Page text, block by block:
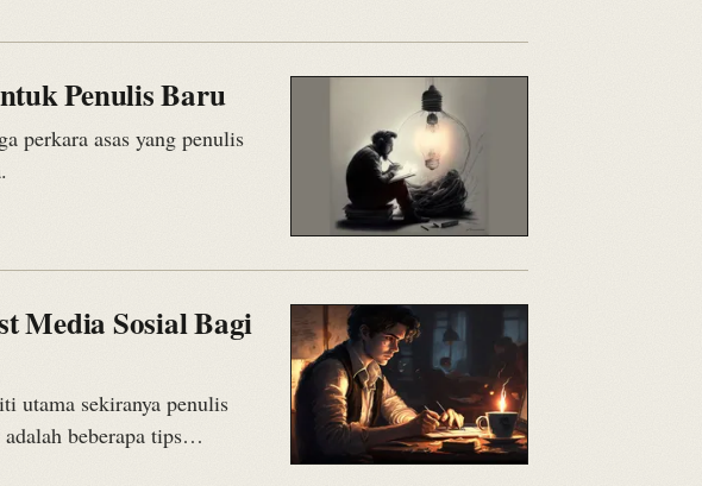
Penulis Baru
perkara asas yang penulis
Media Sosial Bagi
utama sekiranya penulis
beberapa tips…